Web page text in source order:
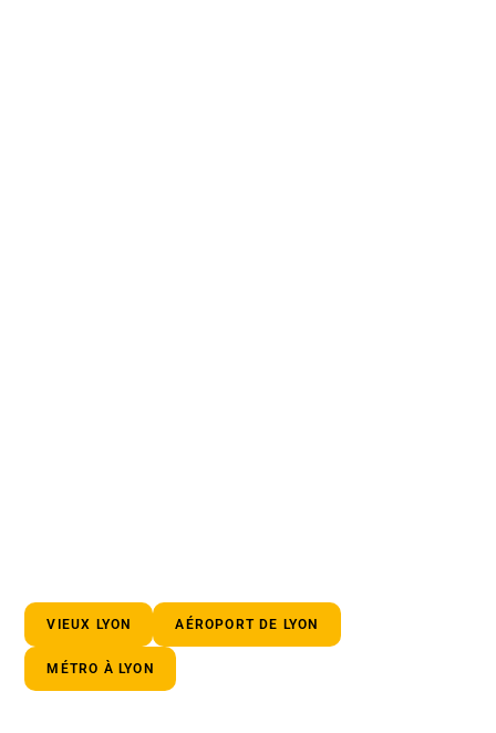
VIEUX LYON AÉROPORT DE LYON
MÉTRO À LYON